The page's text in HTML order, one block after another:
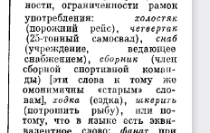
ности,  ограниченности  рамок
употребления:
холостяк
(порожний  рейс),
четвертак
(25-тонный
самосвал), снаб
(учреждение,
ведающее
снабжением),
сборник (член
сборной спортивной
коман­
ды)  [эти  слова  к  тому  же
омонимичны «старым»
сло­
вам], ходка
  (ездка),
шкерить
(потрошить  рыбу),  или  по­
тому,  что  в  языке  есть  экви­